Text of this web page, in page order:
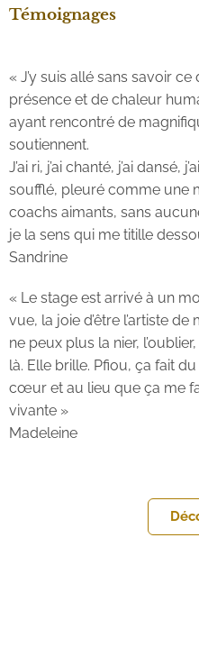
Témoignages
« J’y suis allé sans savoir
présence et de chaleur
ayant rencontré de
soutiennent.
J’ai ri, j’ai chanté, j’ai dansé,
soufflé, pleuré comme une
coachs aimants, sans
je la sens qui me titille
Sandrine
« Le stage est arrivé à un
vue, la joie d’être l’artiste
ne peux plus la nier,
là. Elle brille. Pfiou, ça fait
cœur et au lieu que ça me
vivante »
Madeleine